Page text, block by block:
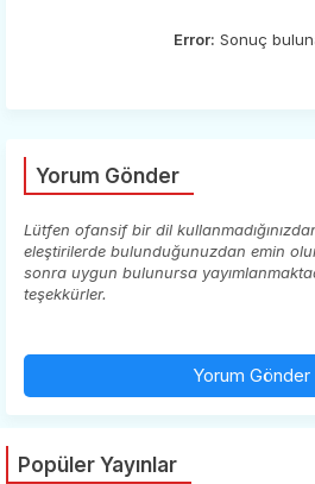
Error: Sonuç
Yorum Gönder
Lütfen ofansif bir dil
eleştirilerde bulunduğunuzdan emin
sonra uygun bulunursa
teşekkürler.
Yorum Gönder
Popüler Yayınlar